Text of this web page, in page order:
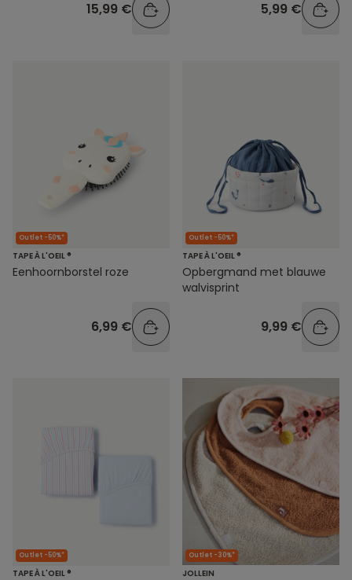
15,99 € 5,99 €
Outlet -50%*
TAPE À L'OEIL ®
Eenhoornborstel roze
6,99 €
Outlet -50%*
TAPE À L'OEIL ®
Opbergmand met blauwe
walvisprint
9,99 €
Outlet -50%*
TAPE À L'OEIL ®
Outlet -30%*
JOLLEIN